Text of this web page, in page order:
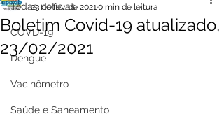
Todas notícias
COVD-19
Dengue
Vacinômetro
Saúde e Saneamento
Boletim Covid-19 atualizado,
23/02/2021
23 de fev. de 20210 min de leitura